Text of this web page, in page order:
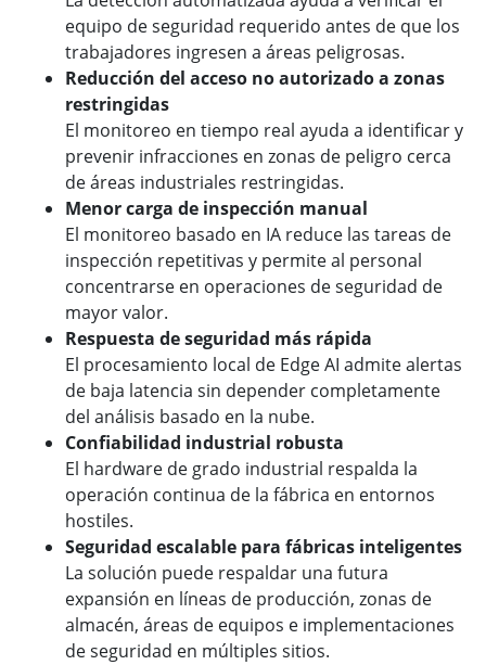
equipo de seguridad requerido antes de que los
trabajadores ingresen a áreas peligrosas.
Reducción del acceso no autorizado a zonas
restringidas
El monitoreo en tiempo real ayuda a identificar y
prevenir infracciones en zonas de peligro cerca
de áreas industriales restringidas.
Menor carga de inspección manual
El monitoreo basado en IA reduce las tareas de
inspección repetitivas y permite al personal
concentrarse en operaciones de seguridad de
mayor valor.
Respuesta de seguridad más rápida
El procesamiento local de Edge AI admite alertas
de baja latencia sin depender completamente
del análisis basado en la nube.
Confiabilidad industrial robusta
El hardware de grado industrial respalda la
operación continua de la fábrica en entornos
hostiles.
Seguridad escalable para fábricas inteligentes
La solución puede respaldar una futura
expansión en líneas de producción, zonas de
almacén, áreas de equipos e implementaciones
de seguridad en múltiples sitios.